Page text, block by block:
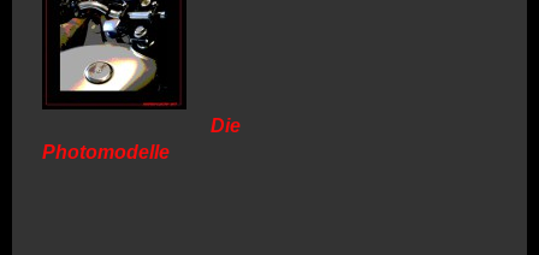
Die
Photomodelle